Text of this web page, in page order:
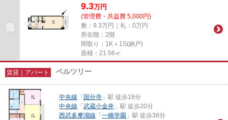
9.3万円
(管理費・共益費 5,000円)
敷：9.3万円｜礼：0万円
所在階：2階
間取り：1K＋1S(納戸)
面積：21.56㎡
賃貸｜アパート ベルツリー
中央線 「 国分寺 」駅 徒歩18分
中央線 「 武蔵小金井 」駅 徒歩20分
西武多摩湖線 「 一橋学園 」駅 徒歩38分